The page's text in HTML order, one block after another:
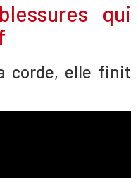
qui
corde, elle finit